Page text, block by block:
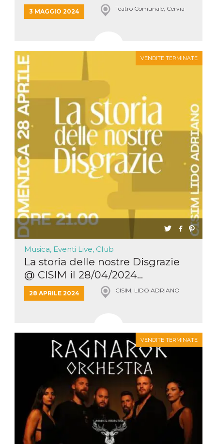
3 MAGGIO 2024 Teatro Comunale, Cervia
VENDITE TERMINATE
Musica, Eventi Live, Club
La storia delle nostre Disgrazie
@ CISIM il 28/04/2024...
28 APRILE 2024 CISIM, LIDO ADRIANO
VENDITE TERMINATE